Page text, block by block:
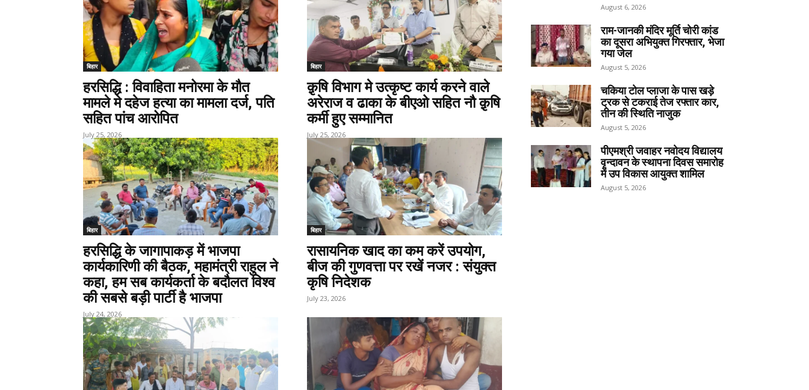
बिहार
हरसिद्धि : विवाहिता मनोरमा के मौत
मामले मे दहेज हत्या का मामला दर्ज, पति
सहित पांच आरोपित
July 25, 2026
बिहार
क़ृषि विभाग मे उत्कृष्ट कार्य करने वाले
अरेराज व ढाका के बीएओ सहित नौ क़ृषि
कर्मी हुए सम्मानित
July 25, 2026
बिहार
हरसिद्धि के जागापाकड़ में भाजपा
कार्यकारिणी की बैठक, महामंत्री राहुल ने
कहा, हम सब कार्यकर्ता के बदौलत विश्व
की सबसे बड़ी पार्टी है भाजपा
July 24, 2026
बिहार
रासायनिक खाद का कम करें उपयोग,
बीज की गुणवत्ता पर रखें नजर : संयुक्त
कृषि निदेशक
July 23, 2026
August 6, 2026
राम-जानकी मंदिर मूर्ति चोरी कांड
का दूसरा अभियुक्त गिरफ्तार, भेजा
गया जेल
August 5, 2026
चकिया टोल प्लाजा के पास खड़े
ट्रक से टकराई तेज रफ्तार कार,
तीन की स्थिति नाजुक
August 5, 2026
पीएमश्री जवाहर नवोदय विद्यालय
वृन्दावन के स्थापना दिवस समारोह
में उप विकास आयुक्त शामिल
August 5, 2026